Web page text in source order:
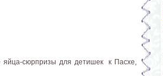
яйца-сюрпризы для детишек к Пасхе,